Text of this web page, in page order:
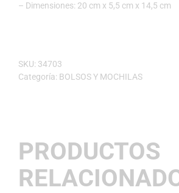
– Dimensiones: 20 cm x 5,5 cm x 14,5 cm
SKU: 34703
Categoría: BOLSOS Y MOCHILAS
PRODUCTOS